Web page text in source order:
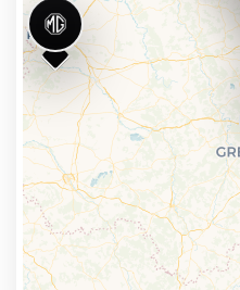
Appeler
Lun - Ven
Appeler